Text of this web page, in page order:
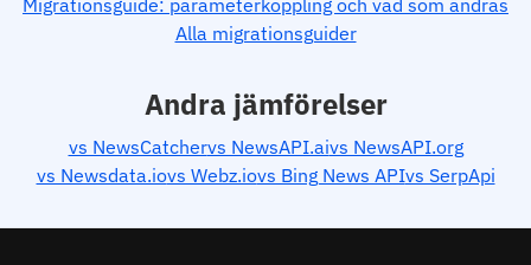
Migrationsguide: parameterkoppling och vad som ändras
Alla migrationsguider
Andra jämförelser
vs NewsCatchervs NewsAPI.aivs NewsAPI.org
vs Newsdata.iovs Webz.iovs Bing News APIvs SerpApi